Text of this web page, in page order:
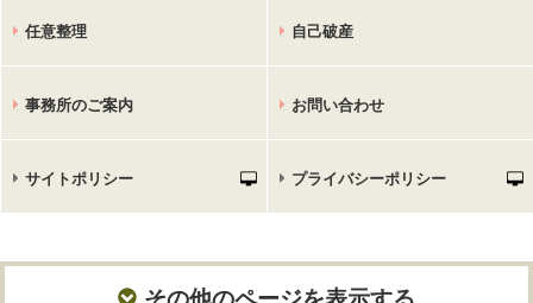
任意整理 自己破産
事務所のご案内 お問い合わせ
サイトポリシー プライバシーポリシー